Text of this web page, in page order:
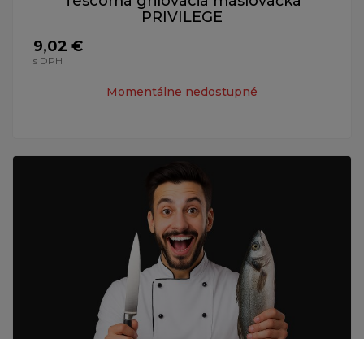
PRIVILEGE
9,02 €
s DPH
Momentálne nedostupné